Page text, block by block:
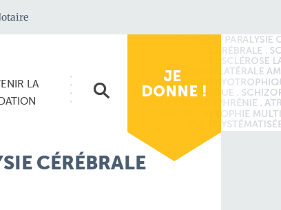
LA
CÉRÉBRALE